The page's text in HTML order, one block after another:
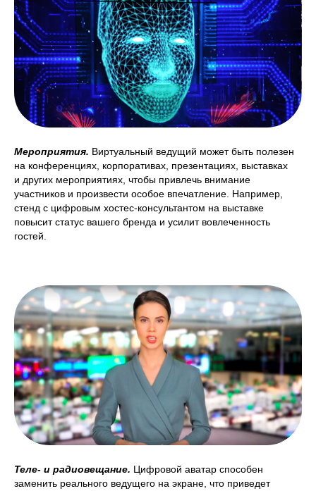
Мероприятия. Виртуальный ведущий может быть полезен
на конференциях, корпоративах, презентациях, выставках
и других мероприятиях, чтобы привлечь внимание
участников и произвести особое впечатление. Например,
стенд с цифровым хостес-консультантом на выставке
повысит статус вашего бренда и усилит вовлеченность
гостей.
Теле- и радиовещание. Цифровой аватар способен
заменить реального ведущего на экране, что приведет